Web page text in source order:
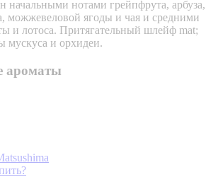
начальными нотами грейпфрута, арбуза,
можжевеловой ягоды и чая и средними
и лотоса. Притягательный шлейф mat;
мускуса и орхидеи.
ароматы